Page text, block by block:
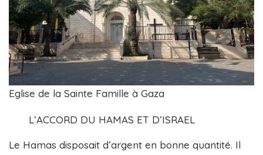
Eglise de la Sainte Famille à Gaza
L’ACCORD DU HAMAS ET D’ISRAEL
Le Hamas disposait d’argent en bonne quantité. Il